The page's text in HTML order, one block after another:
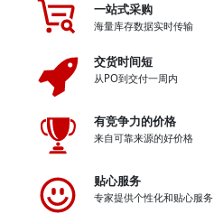
一站式采购
海量库存数据实时传输
交货时间短
从PO到交付一周内
有竞争力的价格
来自可靠来源的好价格
贴心服务
专家提供个性化和贴心服务